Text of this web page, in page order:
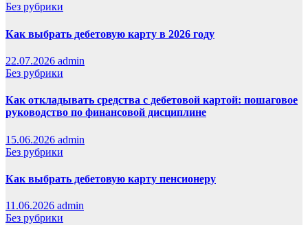
Без рубрики
Как выбрать дебетовую карту в 2026 году
22.07.2026 admin
Без рубрики
Как откладывать средства с дебетовой картой: пошаговое
руководство по финансовой дисциплине
15.06.2026 admin
Без рубрики
Как выбрать дебетовую карту пенсионеру
11.06.2026 admin
Без рубрики